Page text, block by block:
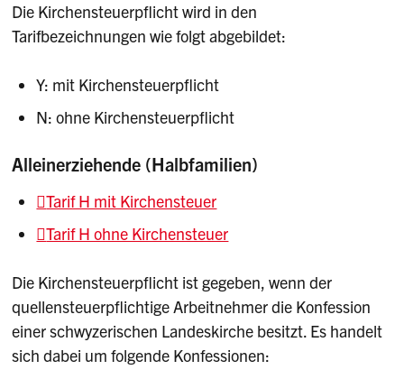
Die Kirchensteuerpflicht wird in den
Tarifbezeichnungen wie folgt abgebildet:
Y: mit Kirchensteuerpflicht
N: ohne Kirchensteuerpflicht
Alleinerziehende (Halbfamilien)
Tarif H mit Kirchensteuer
Tarif H ohne Kirchensteuer
Die Kirchensteuerpflicht ist gegeben, wenn der
quellensteuerpflichtige Arbeitnehmer die Konfession
einer schwyzerischen Landeskirche besitzt. Es handelt
sich dabei um folgende Konfessionen: